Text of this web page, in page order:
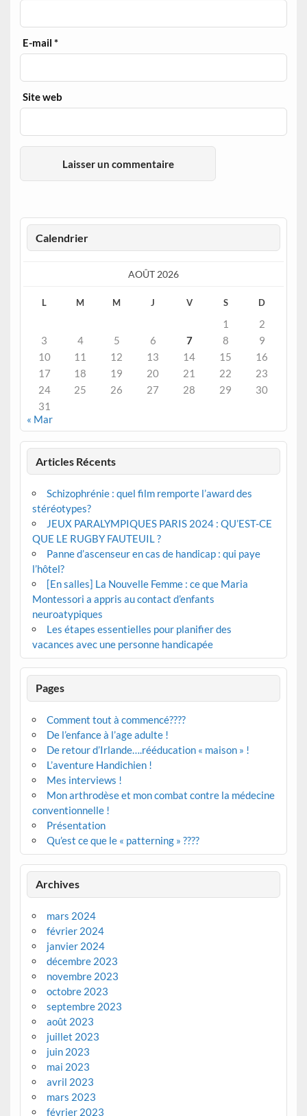
E-mail*
Site web
Calendrier
AOÛT 2026
L M M J V S D
1
2
3
4 5 6 7 8
9
10
11 12 13 14 15
16
17
18 19 20 21 22
23
24
25 26 27 28 29
30
31
« Mar
Articles Récents
Schizophrénie : quel film remporte l’award des
stéréotypes?
JEUX PARALYMPIQUES PARIS 2024 : QU’EST-CE
QUE LE RUGBY FAUTEUIL ?
Panne d’ascenseur en cas de handicap : qui paye
l’hôtel?
[En salles] La Nouvelle Femme : ce que Maria
Montessori a appris au contact d’enfants
neuroatypiques
Les étapes essentielles pour planifier des
vacances avec une personne handicapée
Pages
Comment tout à commencé????
De l’enfance à l’age adulte !
De retour d’Irlande….rééducation « maison » !
L’aventure Handichien !
Mes interviews !
Mon arthrodèse et mon combat contre la médecine
conventionnelle !
Présentation
Qu’est ce que le « patterning » ????
Archives
mars 2024
février 2024
janvier 2024
décembre 2023
novembre 2023
octobre 2023
septembre 2023
août 2023
juillet 2023
juin 2023
mai 2023
avril 2023
mars 2023
février 2023